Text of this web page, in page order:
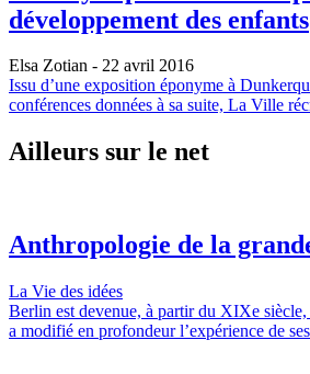
développement des enfants
Elsa Zotian - 22 avril 2016
Issu d’une exposition éponyme à
conférences données à sa suite, La Ville
Ailleurs sur le net
Anthropologie de la
La Vie des idées
Berlin est devenue, à partir du XIXe
a modifié en profondeur l’expérience de